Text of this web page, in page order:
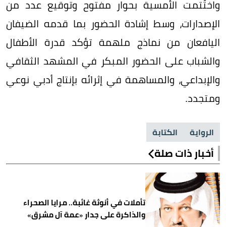
واختُتمت الأمسية بحوار مفتوح وتوقيع عدد من
الإصدارات، وسط إشادة الحضور بما قدمه الضيفان
اليافعان من نماذج ملهمة تؤكد قدرة الأطفال
والشباب على الحضور المبكر في المشهد الثقافي
والإبداعي، والمساهمة في إثرائه بإنتاج أدبي نوعي
ومتجدد.
الرواية الكتابة
أخبار ذات صلة
تأملات في أنوثة غائبة.. مرايا الصحراء
والذاكرة على جدار «عمة آل مشرق»